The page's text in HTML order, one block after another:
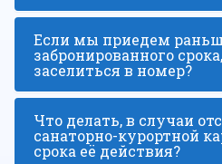
Если мы приедем
забронированного
заселиться в номер?
Что делать, в случаи
санаторно-курортной
срока её действия?